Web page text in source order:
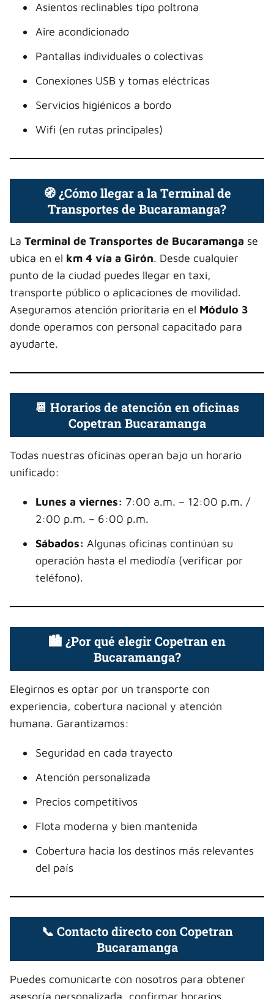
Asientos reclinables tipo poltrona
Aire acondicionado
Pantallas individuales o colectivas
Conexiones USB y tomas eléctricas
Servicios higiénicos a bordo
Wifi (en rutas principales)
🧭 ¿Cómo llegar a la Terminal de
Transportes de Bucaramanga?
La Terminal de Transportes de Bucaramanga se
ubica en el km 4 vía a Girón. Desde cualquier
punto de la ciudad puedes llegar en taxi,
transporte público o aplicaciones de movilidad.
Aseguramos atención prioritaria en el Módulo 3
donde operamos con personal capacitado para
ayudarte.
📆 Horarios de atención en oficinas
Copetran Bucaramanga
Todas nuestras oficinas operan bajo un horario
unificado:
Lunes a viernes: 7:00 a.m. – 12:00 p.m. /
2:00 p.m. – 6:00 p.m.
Sábados: Algunas oficinas continúan su
operación hasta el mediodía (verificar por
teléfono).
🏙️ ¿Por qué elegir Copetran en
Bucaramanga?
Elegirnos es optar por un transporte con
experiencia, cobertura nacional y atención
humana. Garantizamos:
Seguridad en cada trayecto
Atención personalizada
Precios competitivos
Flota moderna y bien mantenida
Cobertura hacia los destinos más relevantes
del país
📞 Contacto directo con Copetran
Bucaramanga
Puedes comunicarte con nosotros para obtener
asesoría personalizada, confirmar horarios,